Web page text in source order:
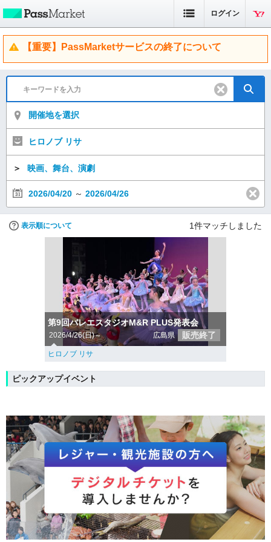
ログイン
【重要】PassMarketサービスの終了について
開催地を選択
ヒロノブ リサ
＞ 映画、舞台、演劇
2026/04/20 ～ 2026/04/26
表示順について 1件マッチしました
第9回バレエスタジオM&R PLUS発表会
2026/4/26(日)～ 広島県 販売終了
ヒロノブ リサ
ピックアップイベント